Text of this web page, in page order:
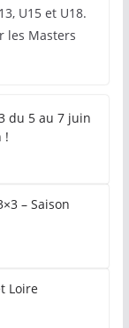
U15 et U18.
les Masters
du 5 au 7 juin
!
– Saison
Loire